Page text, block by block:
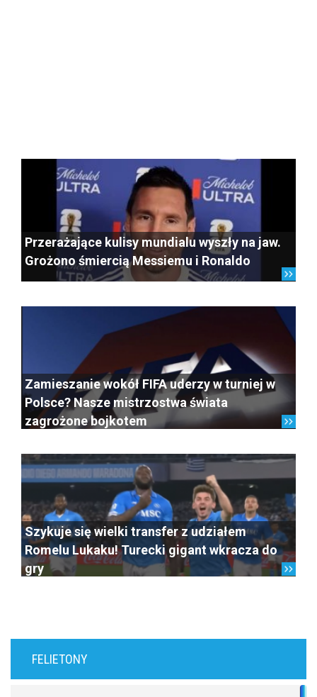
Przerażające kulisy mundialu wyszły na jaw.
Grożono śmiercią Messiemu i Ronaldo
Zamieszanie wokół FIFA uderzy w turniej w
Polsce? Nasze mistrzostwa świata
zagrożone bojkotem
Szykuje się wielki transfer z udziałem
Romelu Lukaku! Turecki gigant wkracza do
gry
FELIETONY